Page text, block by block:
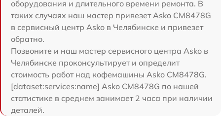
оборудования и длительного времени ремонта. В
таких случаях наш мастер привезет Asko CM8478G
в сервисный центр Asko в Челябинске и привезет
обратно.
Позвоните и наш мастер сервисного центра Asko в
Челябинске проконсультирует и определит
стоимость работ над кофемашины Asko CM8478G.
[dataset:services:name] Asko CM8478G по нашей
статистике в среднем занимает 2 часа при наличии
деталей.